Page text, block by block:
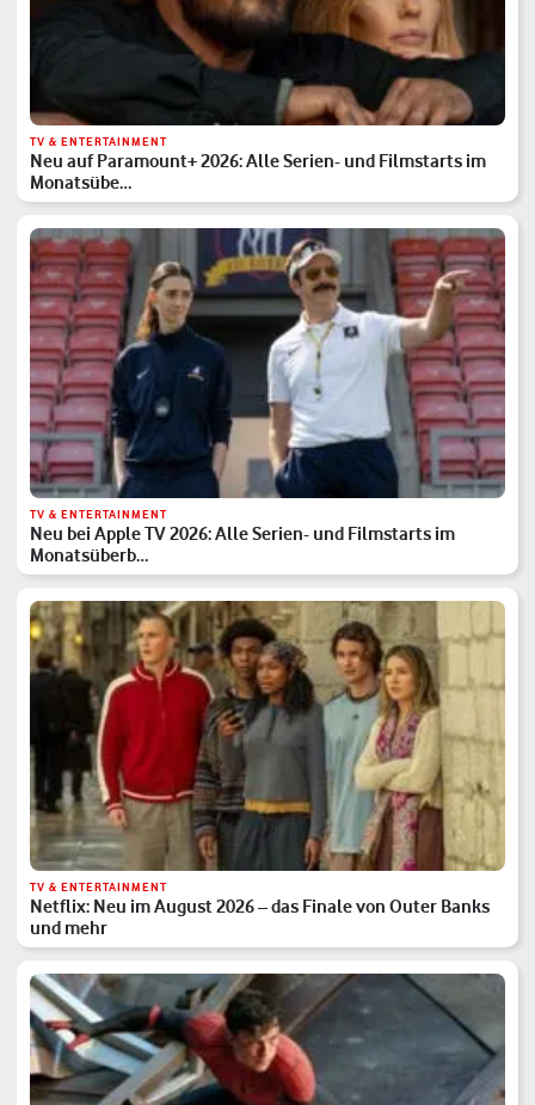
TV & ENTERTAINMENT
Neu auf Paramount+ 2026: Alle Serien- und Filmstarts im
Monatsübe…
TV & ENTERTAINMENT
Neu bei Apple TV 2026: Alle Serien- und Filmstarts im
Monatsüberb…
TV & ENTERTAINMENT
Netflix: Neu im August 2026 – das Finale von Outer Banks
und mehr